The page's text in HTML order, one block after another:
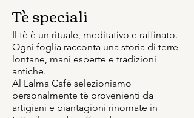
Tè speciali
Il tè è un rituale, meditativo e raffinato.
Ogni foglia racconta una storia di terre
lontane, mani esperte e tradizioni
antiche.
Al Lalma Café selezioniamo
personalmente tè provenienti da
artigiani e piantagioni rinomate in